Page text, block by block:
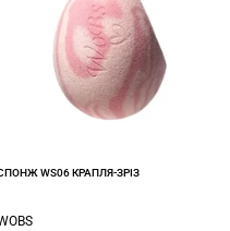
WS06 КРАПЛЯ-ЗРІЗ